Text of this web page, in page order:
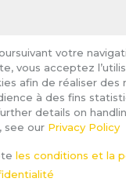
votre
vous acceptez
afin de réaliser des
à des fins
details on
see our Privacy Policy
les conditions et la